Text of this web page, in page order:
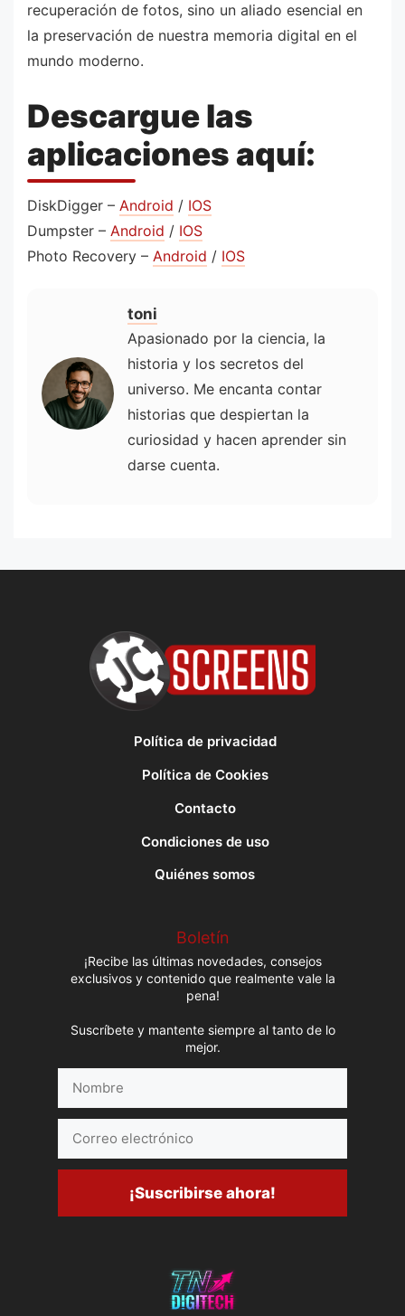
recuperación de fotos, sino un aliado esencial en
la preservación de nuestra memoria digital en el
mundo moderno.
Descargue las
aplicaciones aquí:
DiskDigger – Android / IOS
Dumpster – Android / IOS
Photo Recovery – Android / IOS
toni
Apasionado por la ciencia, la
historia y los secretos del
universo. Me encanta contar
historias que despiertan la
curiosidad y hacen aprender sin
darse cuenta.
Política de privacidad
Política de Cookies
Contacto
Condiciones de uso
Quiénes somos
Boletín
¡Recibe las últimas novedades, consejos
exclusivos y contenido que realmente vale la
pena!
Suscríbete y mantente siempre al tanto de lo
mejor.
electrónico
¡Suscribirse ahora!